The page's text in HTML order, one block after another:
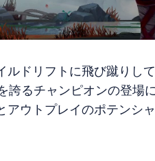
ルドリフトに飛び蹴りし
誇るチャンピオンの登場
アウトプレイのポテンシ